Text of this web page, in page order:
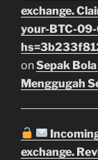
exchange.
your-BTC-
onSepak
Menggugah
exchange.